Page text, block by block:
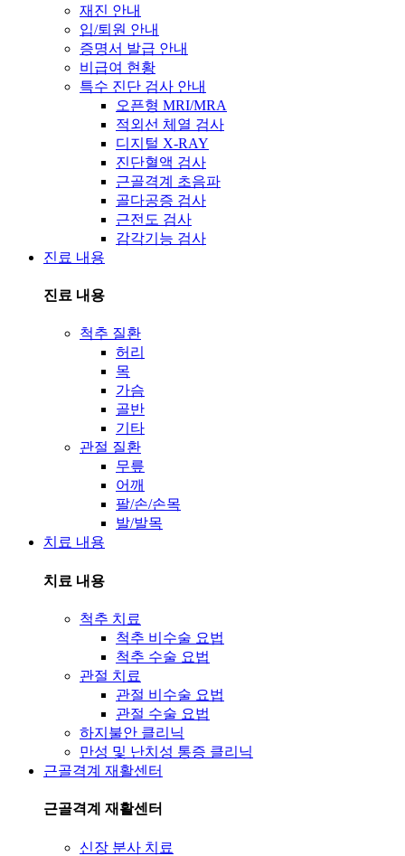
재진 안내
입/퇴원 안내
증명서 발급 안내
비급여 현황
특수 진단 검사 안내
오픈형 MRI/MRA
적외선 체열 검사
디지털 X-RAY
진단혈액 검사
근골격계 초음파
골다공증 검사
근전도 검사
감각기능 검사
진료 내용
진료 내용
척추 질환
허리
목
가슴
골반
기타
관절 질환
무릎
어깨
팔/손/손목
발/발목
치료 내용
치료 내용
척추 치료
척추 비수술 요법
척추 수술 요법
관절 치료
관절 비수술 요법
관절 수술 요법
하지불안 클리닉
만성 및 난치성 통증 클리닉
근골격계 재활센터
근골격계 재활센터
신장 분사 치료